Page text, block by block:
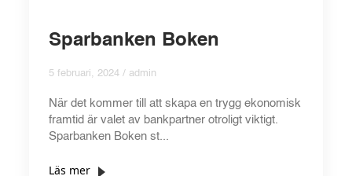
Sparbanken Boken
5 februari, 2024 / admin
När det kommer till att skapa en trygg ekonomisk
framtid är valet av bankpartner otroligt viktigt.
Sparbanken Boken st...
Läs mer